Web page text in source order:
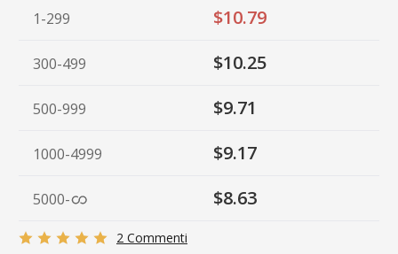
1-299 $10.79
300-499 $10.25
500-999 $9.71
1000-4999 $9.17
5000- $8.63
2 Commenti